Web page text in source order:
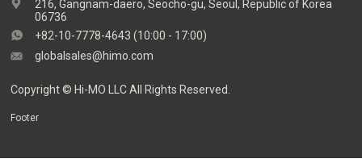
Footer
216, Gangnam-daero, Seocho-gu, Seoul, Republic of Korea
06736
+82-10-7778-4643 (10:00 - 17:00)
globalsales@himo.com
Copyright © Hi-MO LLC All Rights Reserved.